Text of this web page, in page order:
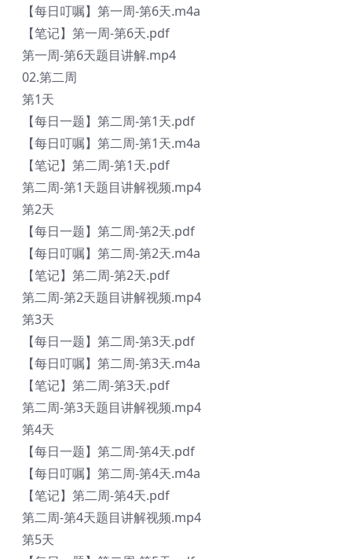
【每日叮嘱】第一周-第6天.m4a
【笔记】第一周-第6天.pdf
第一周-第6天题目讲解.mp4
02.第二周
第1天
【每日一题】第二周-第1天.pdf
【每日叮嘱】第二周-第1天.m4a
【笔记】第二周-第1天.pdf
第二周-第1天题目讲解视频.mp4
第2天
【每日一题】第二周-第2天.pdf
【每日叮嘱】第二周-第2天.m4a
【笔记】第二周-第2天.pdf
第二周-第2天题目讲解视频.mp4
第3天
【每日一题】第二周-第3天.pdf
【每日叮嘱】第二周-第3天.m4a
【笔记】第二周-第3天.pdf
第二周-第3天题目讲解视频.mp4
第4天
【每日一题】第二周-第4天.pdf
【每日叮嘱】第二周-第4天.m4a
【笔记】第二周-第4天.pdf
第二周-第4天题目讲解视频.mp4
第5天